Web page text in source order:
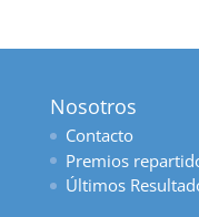
Nosotros
Contacto
Premios
Últimos